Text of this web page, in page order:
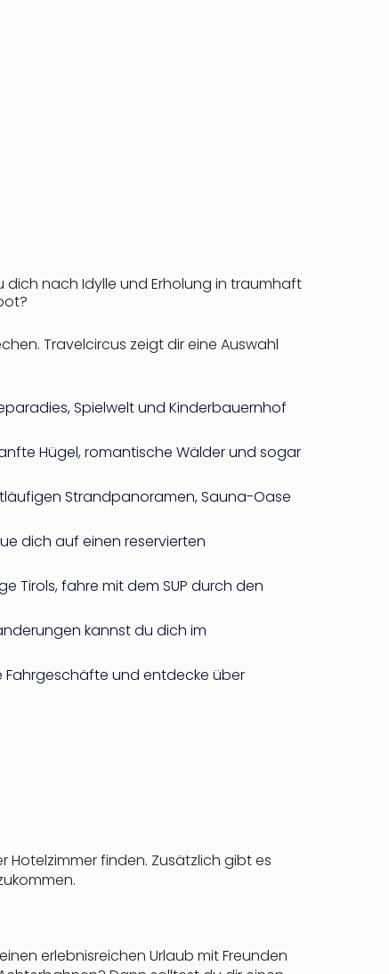
dich nach Idylle und Erholung in traumhaft
Travelcircus zeigt dir eine Auswahl
Spielwelt und Kinderbauernhof
Hügel, romantische Wälder und sogar
Strandpanoramen, Sauna-Oase
dich auf einen reservierten
Tirols, fahre mit dem SUP durch den
kannst du dich im
Fahrgeschäfte und entdecke über
Hotelzimmer finden. Zusätzlich gibt es
erlebnisreichen Urlaub mit Freunden